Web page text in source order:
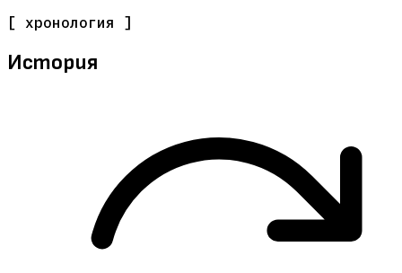
[ хронология ]
История